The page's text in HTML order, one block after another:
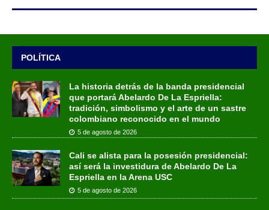
POLÍTICA
La historia detrás de la banda presidencial
que portará Abelardo De La Espriella:
tradición, simbolismo y el arte de un sastre
colombiano reconocido en el mundo
5 de agosto de 2026
Cali se alista para la posesión presidencial:
así será la investidura de Abelardo De La
Espriella en la Arena USC
5 de agosto de 2026